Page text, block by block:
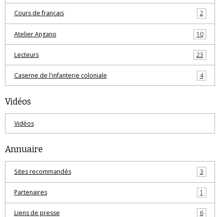
Cours de français 2
Atelier Angano 10
Lecteurs 23
Caserne de l'infanterie coloniale 4
Vidéos
Vidéos
Annuaire
Sites recommandés 3
Partenaires 1
Liens de presse 6